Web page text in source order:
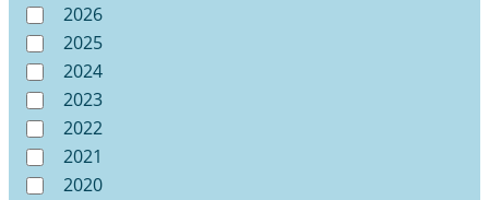
2026
2025
2024
2023
2022
2021
2020